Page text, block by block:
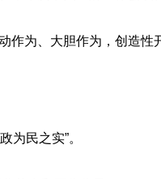
、大胆作为，创造性
民之实”。